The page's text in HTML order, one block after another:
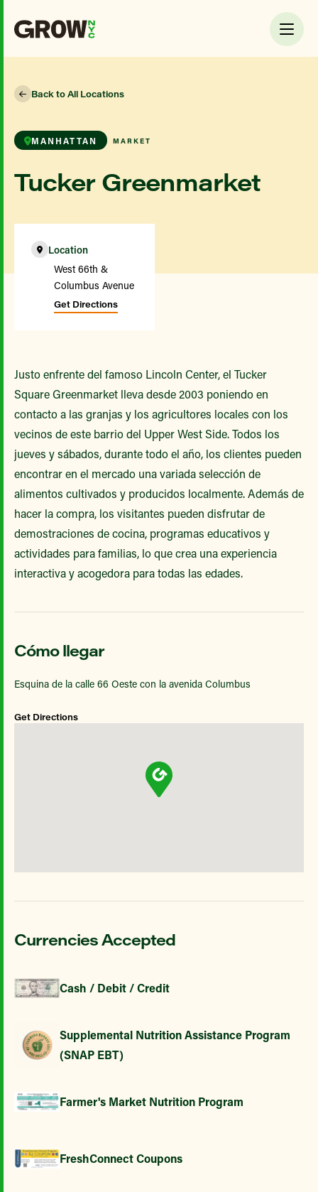
Back to All Locations
MANHATTAN MARKET
Tucker Greenmarket
Location
West 66th &
Columbus Avenue
Get Directions
Justo enfrente del famoso Lincoln Center, el Tucker
Square Greenmarket lleva desde 2003 poniendo en
contacto a las granjas y los agricultores locales con los
vecinos de este barrio del Upper West Side. Todos los
jueves y sábados, durante todo el año, los clientes pueden
encontrar en el mercado una variada selección de
alimentos cultivados y producidos localmente. Además de
hacer la compra, los visitantes pueden disfrutar de
demostraciones de cocina, programas educativos y
actividades para familias, lo que crea una experiencia
interactiva y acogedora para todas las edades.
Cómo llegar
Esquina de la calle 66 Oeste con la avenida Columbus
Get Directions
Currencies Accepted
Cash / Debit / Credit
Supplemental Nutrition Assistance Program
(SNAP EBT)
Farmer's Market Nutrition Program
FreshConnect Coupons